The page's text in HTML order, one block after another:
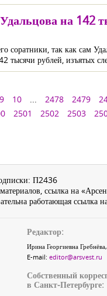
на 142
соратники, так как сам
тысячи рублей, изъятых
9 10 ... 2478 2479
2501 2502 2503
П2436
ссылка на
работающая ссылка
Редактор:
Ирина Георгиевна Гребнёва,
E-mail: editor@arsvest.ru
Собственный
в Санкт-Петербурге: